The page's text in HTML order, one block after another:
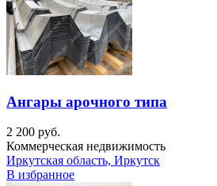
Ангары арочного типа
2 200 руб.
Коммерческая недвижимость
Иркутская область, Иркутск
В избранное